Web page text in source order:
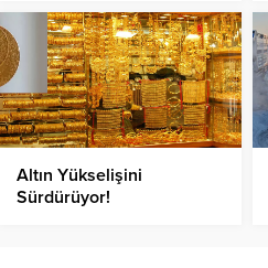
Altın Yükselişini
Sürdürüyor!